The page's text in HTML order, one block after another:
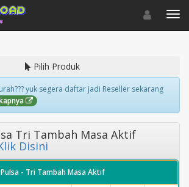
Toggle
Pilih Produk
yuk segera daftar jadi Reseller sekarang
Tri Tambah Masa Aktif
Disini
Pulsa - Tri Tambah Masa Aktif